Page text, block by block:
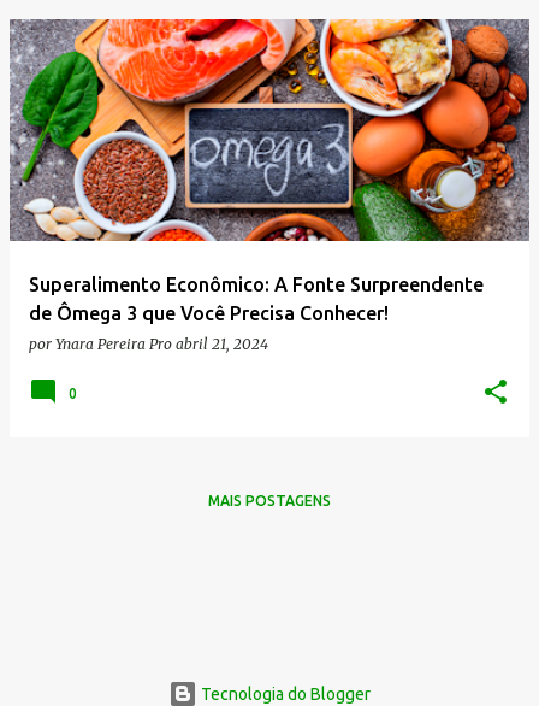
Superalimento Econômico: A Fonte Surpreendente
de Ômega 3 que Você Precisa Conhecer!
por Ynara Pereira Pro abril 21, 2024
0
MAIS POSTAGENS
Tecnologia do Blogger